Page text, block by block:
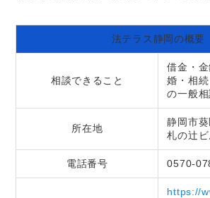
法テラス静岡の概要
相談できること
借金・
婚・相
の一般相
所在地
静岡市
札の辻
電話番号 0570-
https://